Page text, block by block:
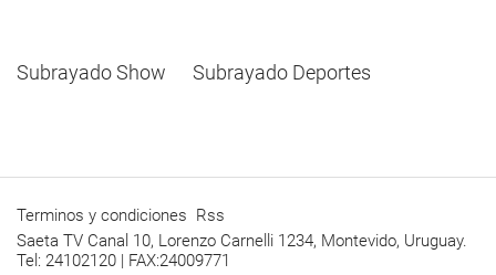
Subrayado Show Subrayado Deportes
Terminos y condiciones Rss
Saeta TV Canal 10, Lorenzo Carnelli 1234, Montevido, Uruguay.
Tel: 24102120 | FAX:24009771